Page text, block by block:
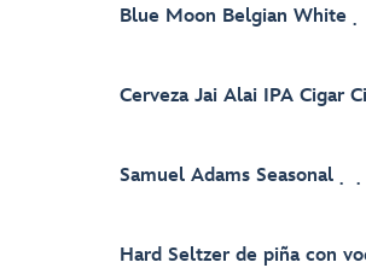
Blue Moon Belgian White
Cerveza Jai Alai IPA Cigar
Samuel Adams Seasonal
Hard Seltzer de piña con